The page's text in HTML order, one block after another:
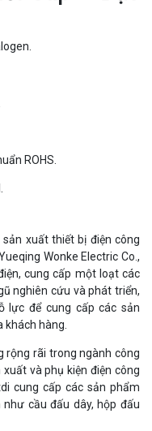
ROHS.
sản xuất thiết bị điện công
Wonke Electric Co.,
cung cấp một loạt các
nghiên cứu và phát triển,
lực để cung cấp các sản
hàng.
rộng rãi trong ngành công
và phụ kiện điện công
cung cấp các sản phẩm
cầu đấu dây, hộp đấu